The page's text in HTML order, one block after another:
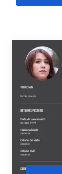
2025